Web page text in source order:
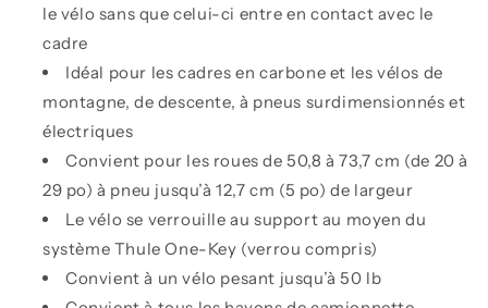
le vélo sans que celui-ci entre en contact avec le
cadre
Idéal pour les cadres en carbone et les vélos de
montagne, de descente, à pneus surdimensionnés et
électriques
Convient pour les roues de 50,8 à 73,7 cm (de 20 à
29 po) à pneu jusqu’à 12,7 cm (5 po) de largeur
Le vélo se verrouille au support au moyen du
système Thule One-Key (verrou compris)
Convient à un vélo pesant jusqu’à 50 lb